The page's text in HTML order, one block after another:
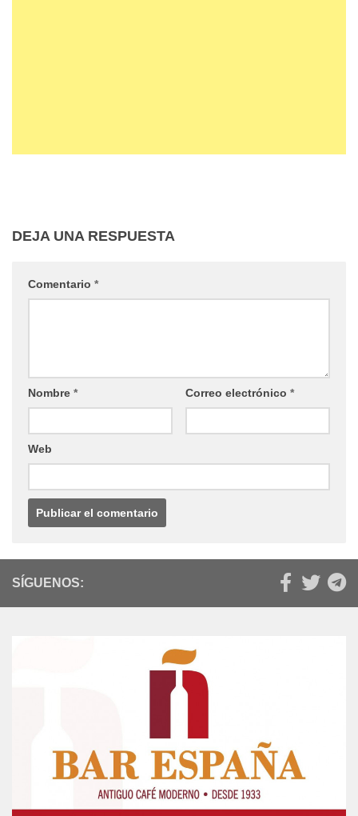
DEJA UNA RESPUESTA
Comentario *
Nombre * Correo electrónico *
Web
SÍGUENOS: